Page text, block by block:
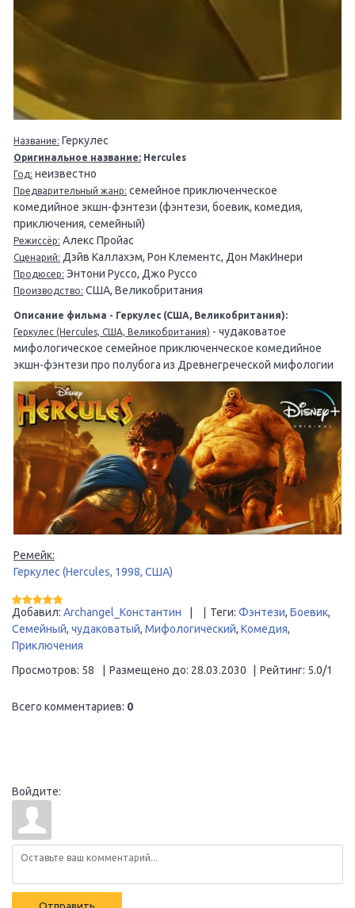
Название: Геркулес
Оригинальное название: Hercules
Год: неизвестно
Предварительный жанр: семейное приключенческое
комедийное экшн-фэнтези (фэнтези, боевик, комедия,
приключения, семейный)
Режиссёр: Алекс Пройас
Сценарий: Дэйв Каллахэм, Рон Клементс, Дон МакИнери
Продюсер: Энтони Руссо, Джо Руссо
Производство: США, Великобритания
Описание фильма - Геркулес (США, Великобритания):
Геркулес (Hercules, США, Великобритания) - чудаковатое
мифологическое семейное приключенческое комедийное
экшн-фэнтези про полубога из Древнегреческой мифологии
Ремейк:
Геркулес (Hercules, 1998, США)
Добавил: Archangel_Константин Теги: Фэнтези, Боевик,
Семейный, чудаковатый, Мифологический, Комедия,
Приключения
Просмотров: 58 Размещено до: 28.03.2030 Рейтинг: 5.0/1
Всего комментариев: 0
Войдите: